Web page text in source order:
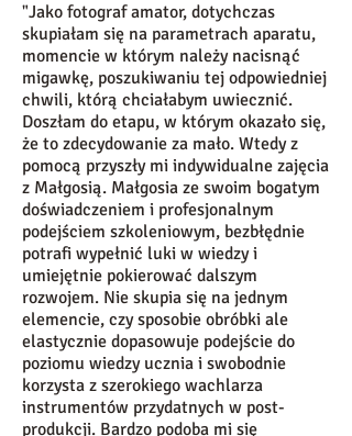
"Jako fotograf amator, dotychczas
skupiałam się na parametrach aparatu,
momencie w którym należy nacisnąć
migawkę, poszukiwaniu tej odpowiedniej
chwili, którą chciałabym uwiecznić.
Doszłam do etapu, w którym okazało się,
że to zdecydowanie za mało. Wtedy z
pomocą przyszły mi indywidualne zajęcia
z Małgosią. Małgosia ze swoim bogatym
doświadczeniem i profesjonalnym
podejściem szkoleniowym, bezbłędnie
potrafi wypełnić luki w wiedzy i
umiejętnie pokierować dalszym
rozwojem. Nie skupia się na jednym
elemencie, czy sposobie obróbki ale
elastycznie dopasowuje podejście do
poziomu wiedzy ucznia i swobodnie
korzysta z szerokiego wachlarza
instrumentów przydatnych w post-
produkcji. Bardzo podoba mi się